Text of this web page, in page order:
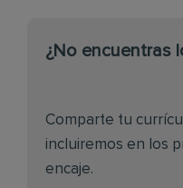
¿No encuentras
Comparte tu
incluiremos en los
encaje.